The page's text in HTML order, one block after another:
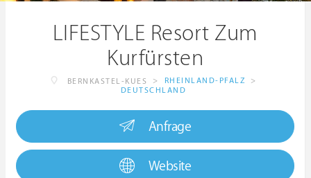
LIFESTYLE Resort Zum
Kurfürsten
BERNKASTEL-KUES > RHEINLAND-PFALZ
>
DEUTSCHLAND
Anfrage
Website